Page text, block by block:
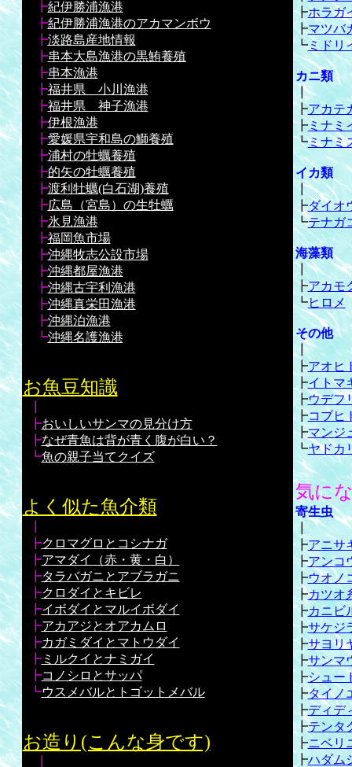
┣紀伊勝浦漁港
┣紀伊勝浦漁港のアカマンボウ
┣淡路島産地情報
┣串本大島漁港の黒鮪養殖
┣串本漁港
┣福井県 小川漁港
┣福井県 神子漁港
┣伊根漁港
┣愛媛県宇和島の鰤養殖
┣浦村の牡蠣養殖
┣的矢の牡蠣養殖
┣渡利牡蠣(白石湖)養殖
┣広島（宮島）の生牡蠣
┣氷見漁港
┣福岡魚市場
┣沖縄牧志公設市場
┣沖縄都屋漁港
┣沖縄古宇利漁港
┣沖縄真栄田漁港
┣沖縄泊漁港
┗沖縄名護漁港
お魚豆知識
┣おいしいサンマの見分け方
┣なぜ青魚は背が青く腹が白い？
┗魚の親子当てクイズ
よく似た魚介類
┣クロマグロとコシナガ
┣アマダイ（赤・黄・白）
┣タラバガニとアブラガニ
┣クロダイとキビレ
┣イボダイとマルイボダイ
┣アカアジとオアカムロ
┣カガミダイとマトウダイ
┣ミルクイとナミガイ
┣コノシロとサッパ
┗ウスメバルとトゴットメバル
お造り(こんな身です)
┣ホラガ
┣マツバ
┗ミドリ
カニ類
┃
┣アカテ
┣ミナミ
┗ミナミ
イカ類
┃
┣ダイオ
┗テナガ
海藻類
┃
┣アカモ
┗ヒロメ
その他
┃
┣アオヒ
┣イトマ
┣ウデフ
┣コブヒ
┣マンジ
┗ヤドカ
気に
寄生虫
┃
┣アニサ
┣アンコ
┣ウオノ
┣カツオ
┣カニビ
┣サケジ
┣サヨリ
┣サンマ
┣シュー
┣タイノ
┣ディデ
┣テンタ
┣ニベリ
┣ハダム